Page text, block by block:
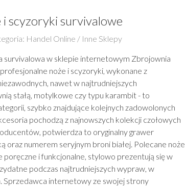
i scyzoryki survivalowe
Handel Online / Inne Sklepy
survivalowa w sklepie internetowym Zbrojownia
noże i scyzoryki, wykonane z
nawet w najtrudniejszych
stałą, motylkowe czy typu karambit - to
szybko znajdujące kolejnych zadowolonych
pochodzą z najnowszych kolekcji czołowych
potwierdza to oryginalny grawer
oraz numerem seryjnym broni białej. Polecane noże
poręczne i funkcjonalne, stylowo prezentują się w
podczas najtrudniejszych wypraw, w
Sprzedawca internetowy ze swojej strony